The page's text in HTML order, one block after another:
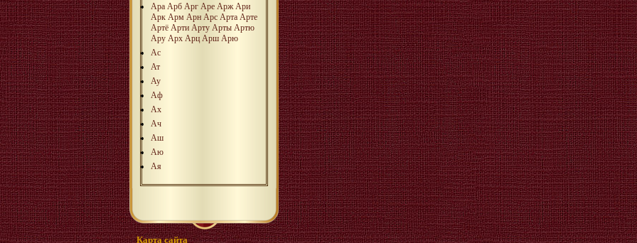
Ара Арб Арг Аре Арж Ари
Арк Арм Арн Арс Арта Арте
Артё Арти Арту Арты Артю
Ару Арх Арц Арш Арю
Ас
Ат
Ау
Аф
Ах
Ач
Аш
Аю
Ая
Карта сайта